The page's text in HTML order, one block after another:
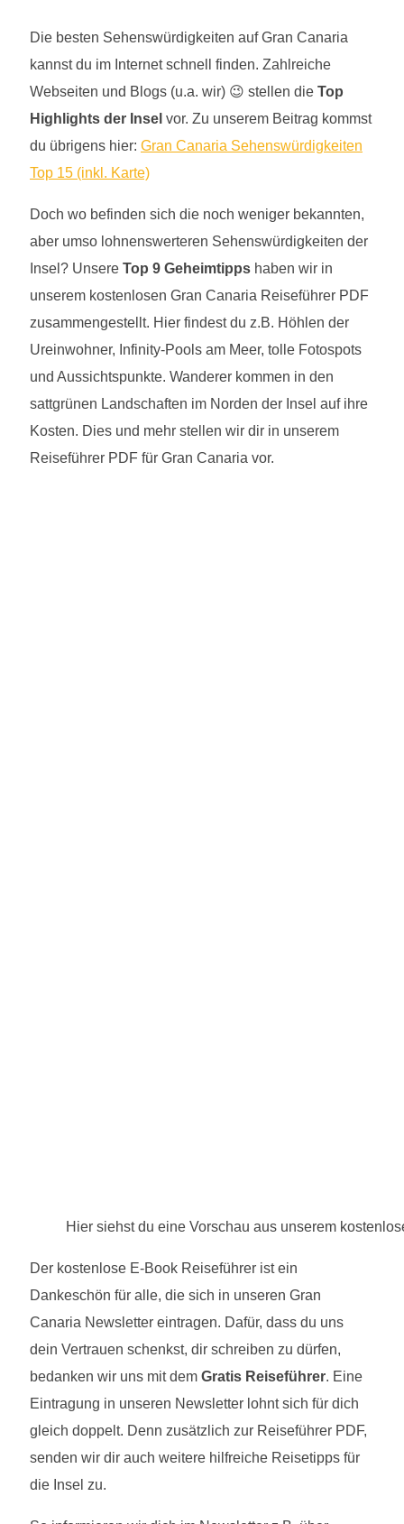
Die besten Sehenswürdigkeiten auf Gran Canaria
kannst du im Internet schnell finden. Zahlreiche
Webseiten und Blogs (u.a. wir) 😉 stellen die Top
Highlights der Insel vor. Zu unserem Beitrag kommst
du übrigens hier: Gran Canaria Sehenswürdigkeiten
Top 15 (inkl. Karte)
Doch wo befinden sich die noch weniger bekannten,
aber umso lohnenswerteren Sehenswürdigkeiten der
Insel? Unsere Top 9 Geheimtipps haben wir in
unserem kostenlosen Gran Canaria Reiseführer PDF
zusammengestellt. Hier findest du z.B. Höhlen der
Ureinwohner, Infinity-Pools am Meer, tolle Fotospots
und Aussichtspunkte. Wanderer kommen in den
sattgrünen Landschaften im Norden der Insel auf ihre
Kosten. Dies und mehr stellen wir dir in unserem
Reiseführer PDF für Gran Canaria vor.
Hier siehst du eine Vorschau aus unserem
Der kostenlose E-Book Reiseführer ist ein
Dankeschön für alle, die sich in unseren Gran
Canaria Newsletter eintragen. Dafür, dass du uns
dein Vertrauen schenkst, dir schreiben zu dürfen,
bedanken wir uns mit dem Gratis Reiseführer. Eine
Eintragung in unseren Newsletter lohnt sich für dich
gleich doppelt. Denn zusätzlich zur Reiseführer PDF,
senden wir dir auch weitere hilfreiche Reisetipps für
die Insel zu.